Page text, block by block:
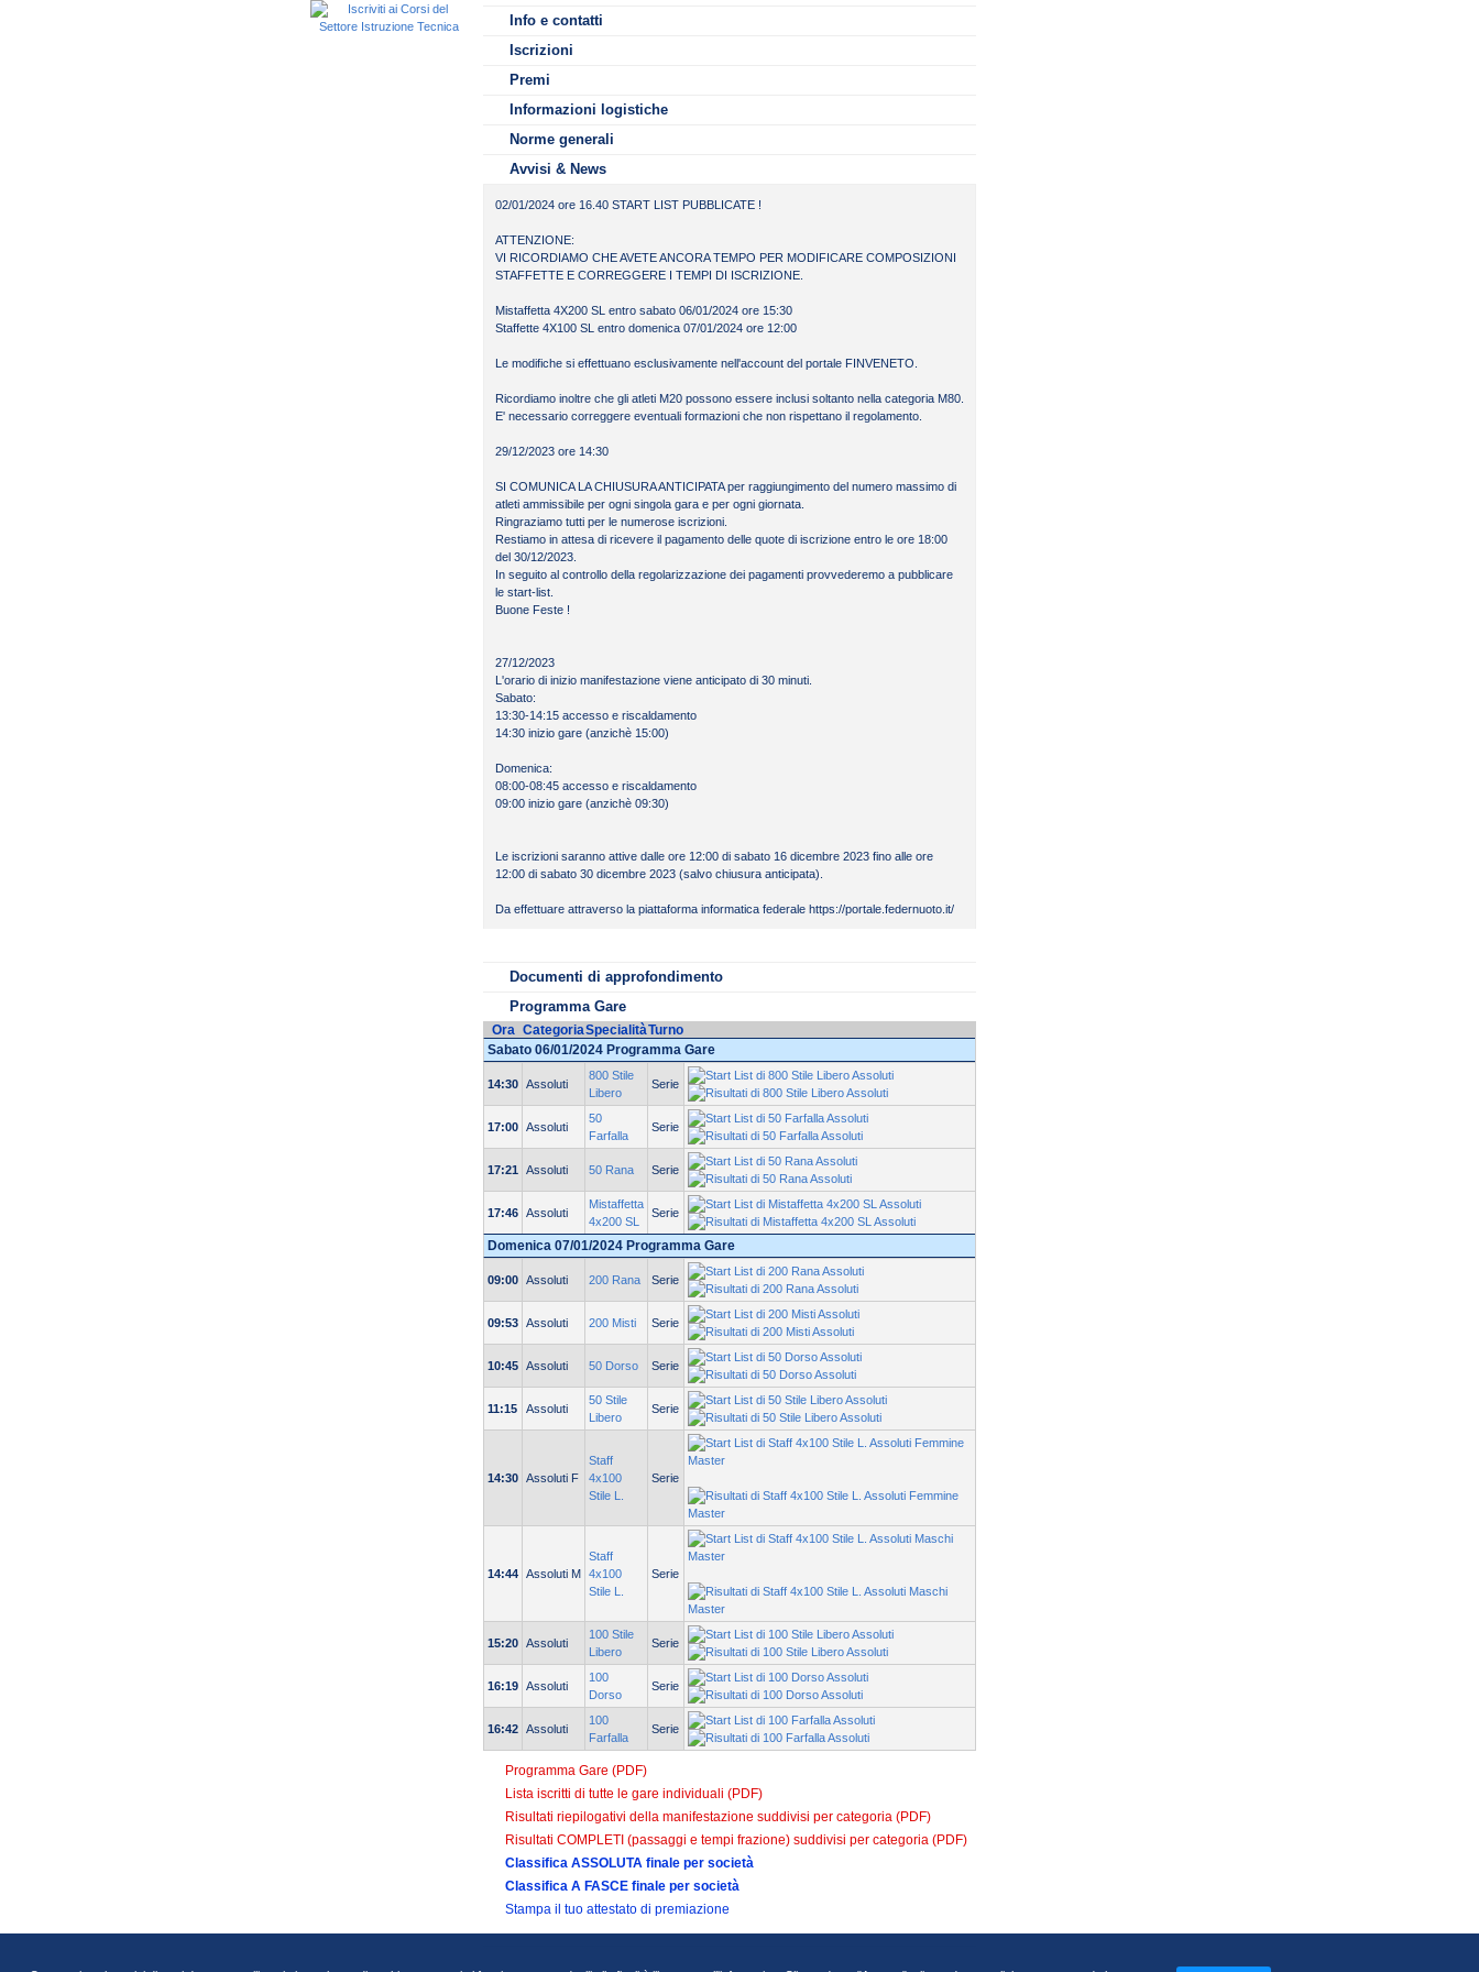
Info e contatti
Iscrizioni
Variazioni Staffette 4X100 SL F+M entro domenica 7/1/2024 ore 12:00
Premi
Per le società venete questa manifestazione rappresenta la 3° tappa del Circuito
Regionale GRAND PRIX VENETO MASTER 2023-24.
Informazioni logistiche
All’interno dell’impianto è presente un bar-ristoro con snakeria.
Norme generali
espressamente autorizzato, ol-tre naturalmente a chi deve gareggiare, il piano vasca
7. Ulteriori dettagli saranno comunicati con la pubblicazione della start-list.
Per quanto non inserito nel presente documento si fa riferimento alle Norme e Linee
guida Federnuoto in vigore alla data di svolgimento della manifestazione
Avvisi & News
02/01/2024 ore 16.40 START LIST PUBBLICATE !
ATTENZIONE:
VI RICORDIAMO CHE AVETE ANCORA TEMPO PER MODIFICARE COMPOSIZIONI
STAFFETTE E CORREGGERE I TEMPI DI ISCRIZIONE.
Mistaffetta 4X200 SL entro sabato 06/01/2024 ore 15:30
Staffette 4X100 SL entro domenica 07/01/2024 ore 12:00
Le modifiche si effettuano esclusivamente nell'account del portale FINVENETO.
Ricordiamo inoltre che gli atleti M20 possono essere inclusi soltanto nella categoria M80.
E' necessario correggere eventuali formazioni che non rispettano il regolamento.
29/12/2023 ore 14:30
SI COMUNICA LA CHIUSURA ANTICIPATA per raggiungimento del numero massimo di
atleti ammissibile per ogni singola gara e per ogni giornata.
Ringraziamo tutti per le numerose iscrizioni.
Restiamo in attesa di ricevere il pagamento delle quote di iscrizione entro le ore 18:00
del 30/12/2023.
In seguito al controllo della regolarizzazione dei pagamenti provvederemo a pubblicare
le start-list.
Buone Feste !
27/12/2023
L'orario di inizio manifestazione viene anticipato di 30 minuti.
Sabato:
13:30-14:15 accesso e riscaldamento
14:30 inizio gare (anzichè 15:00)
Domenica:
08:00-08:45 accesso e riscaldamento
09:00 inizio gare (anzichè 09:30)
Le iscrizioni saranno attive dalle ore 12:00 di sabato 16 dicembre 2023 fino alle ore
12:00 di sabato 30 dicembre 2023 (salvo chiusura anticipata).
Da effettuare attraverso la piattaforma informatica federale https://portale.federnuoto.it/
Documenti di approfondimento
LOCANDINA MONASTIER 2024
Programma Gare
Ora CategoriaSpecialitàTurno
Sabato 06/01/2024 Programma Gare
14:30 Assoluti
800 Stile
Libero
Serie
17:00 Assoluti
50
Farfalla
Serie
17:21 Assoluti 50 Rana Serie
17:46 Assoluti
Mistaffetta
4x200 SL
Serie
Domenica 07/01/2024 Programma Gare
09:00 Assoluti 200 Rana Serie
09:53 Assoluti 200 Misti Serie
10:45 Assoluti 50 Dorso Serie
11:15 Assoluti
50 Stile
Libero
Serie
14:30 Assoluti F
Staff
4x100
Stile L.
Serie
14:44 Assoluti M
Staff
4x100
Stile L.
Serie
15:20 Assoluti
100 Stile
Libero
Serie
16:19 Assoluti
100
Dorso
Serie
16:42 Assoluti
100
Farfalla
Serie
Programma Gare (PDF)
Lista iscritti di tutte le gare individuali (PDF)
Risultati riepilogativi della manifestazione suddivisi per categoria (PDF)
Risultati COMPLETI (passaggi e tempi frazione) suddivisi per categoria (PDF)
Classifica ASSOLUTA finale per società
Classifica A FASCE finale per società
Stampa il tuo attestato di premiazione